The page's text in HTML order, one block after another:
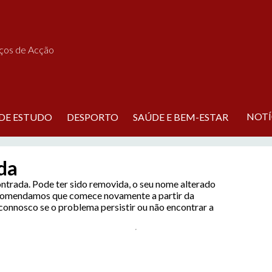
de Acção
ESTUDO DESPORTO SAÚDE E BEM-ESTAR
Pode ter sido removida, o seu nome alterado
que comece novamente a partir da
se o problema persistir ou não encontrar a